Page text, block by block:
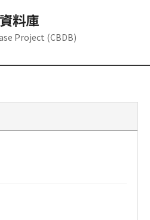
料庫
Project (CBDB)